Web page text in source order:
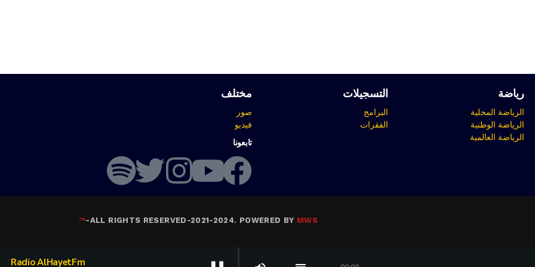
Radio AlHayetFm
رياضة
الرياضة المحلية
الرياضة الوطنية
الرياضة العالمية
التسجيلات
البرامج
الفقرات
مختلف
صور
فيديو
تابعونا
ALL RIGHTS RESERVED-2021-2024. POWERED BY MWS
-
™